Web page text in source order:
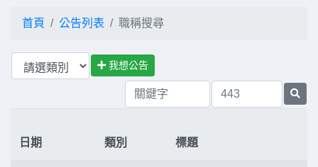
首頁 公告列表 職稱搜尋
我想公告
日期 類別 標題